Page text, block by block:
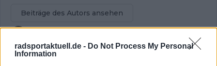
radsportaktuell.de - Do Not Process My Personal
Information
Beiträge des Autors ansehen